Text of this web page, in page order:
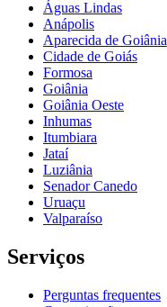
Águas Lindas
Anápolis
Aparecida de Goiânia
Cidade de Goiás
Formosa
Goiânia
Goiânia Oeste
Inhumas
Itumbiara
Jataí
Luziânia
Senador Canedo
Uruaçu
Valparaíso
Serviços
Perguntas frequentes